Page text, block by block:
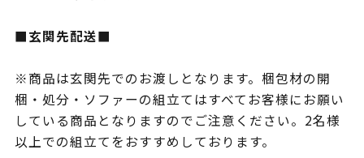
■玄関先配送■
※商品は玄関先でのお渡しとなります。梱包材の開
梱・処分・ソファーの組立てはすべてお客様にお願い
している商品となりますのでご注意ください。2名様
以上での組立てをおすすめしております。